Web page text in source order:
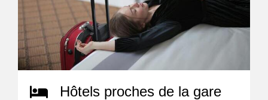
Hôtels proches de la gare